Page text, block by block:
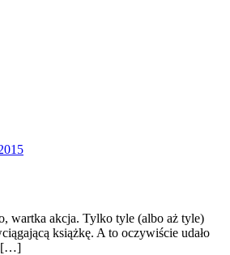
wartka akcja. Tylko tyle (albo aż tyle)
książkę. A to oczywiście udało
[…]